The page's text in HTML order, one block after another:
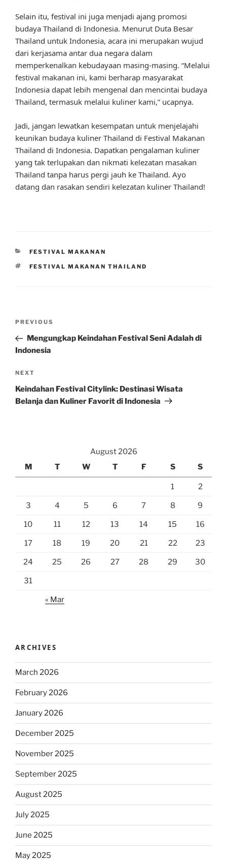
Selain itu, festival ini juga menjadi ajang promosi
budaya Thailand di Indonesia. Menurut Duta Besar
Thailand untuk Indonesia, acara ini merupakan wujud
dari kerjasama antar dua negara dalam
memperkenalkan kebudayaan masing-masing. “Melalui
festival makanan ini, kami berharap masyarakat
Indonesia dapat lebih mengenal dan mencintai budaya
Thailand, termasuk melalui kuliner kami,” ucapnya.
Jadi, jangan lewatkan kesempatan untuk menjelajahi
keunikan budaya kuliner Thailand di Festival Makanan
Thailand di Indonesia. Dapatkan pengalaman kuliner
yang tak terlupakan dan nikmati kelezatan masakan
Thailand tanpa harus pergi jauh ke Thailand. Ayo
datang dan rasakan sendiri kelezatan kuliner Thailand!
CATEGORIES
FESTIVAL MAKANAN
TAGS
FESTIVAL MAKANAN THAILAND
Previous
Post
PREVIOUS
Mengungkap Keindahan Festival Seni Adalah di
Indonesia
Next
Post
NEXT
Keindahan Festival Citylink: Destinasi Wisata
Belanja dan Kuliner Favorit di Indonesia
August 2026
M
T W T F S S
1 2
3 4 5 6 7 8 9
10 11 12 13 14 15 16
17 18 19 20 21 22 23
24 25 26 27 28 29 30
31
« Mar
ARCHIVES
March 2026
February 2026
January 2026
December 2025
November 2025
September 2025
August 2025
July 2025
June 2025
May 2025